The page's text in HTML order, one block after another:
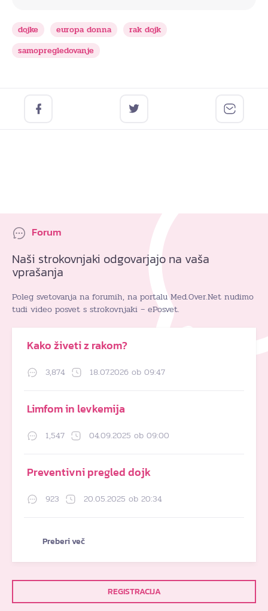
dojke europa donna
rak dojk
samopregledovanje
Forum
Naši strokovnjaki odgovarjajo na vaša
vprašanja
Poleg svetovanja na forumih, na portalu Med.Over.Net nudimo
tudi video posvet s strokovnjaki – ePosvet.
Kako živeti z rakom?
3,874 18.07.2026 ob 09:47
Limfom in levkemija
1,547 04.09.2025 ob 09:00
Preventivni pregled dojk
923 20.05.2025 ob 20:34
Preberi več
REGISTRACIJA